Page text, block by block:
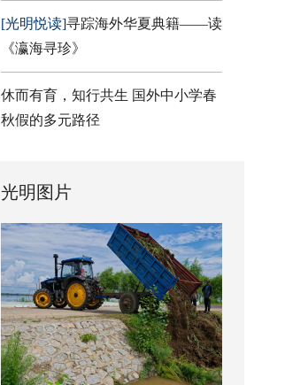
[光明悦读]寻踪海外华夏典籍——读
《瀛海寻珍》
休而有育，知行共生 国外中小学春
秋假的多元路径
光明图片